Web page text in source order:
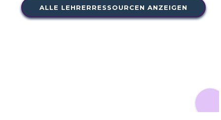
ALLE LEHRERRESSOURCEN ANZEIGEN